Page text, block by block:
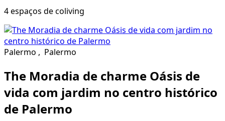
4 espaços de coliving
Palermo , Palermo
The Moradia de charme Oásis de
vida com jardim no centro histórico
de Palermo